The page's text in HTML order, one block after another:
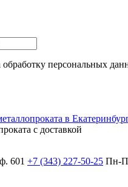
персональных
с доставкой
601 +7 (343) 227-50-25 Пн-